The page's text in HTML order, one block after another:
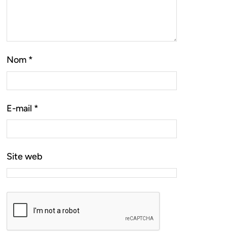
Nom *
E-mail *
Site web